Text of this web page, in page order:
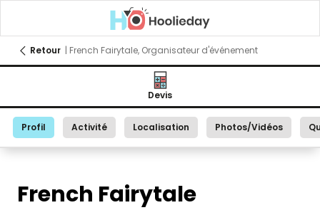
Retour | French Fairytale, Organisateur d'événement
Devis
Profil Activité Localisation Photos/Vidéos
French Fairytale